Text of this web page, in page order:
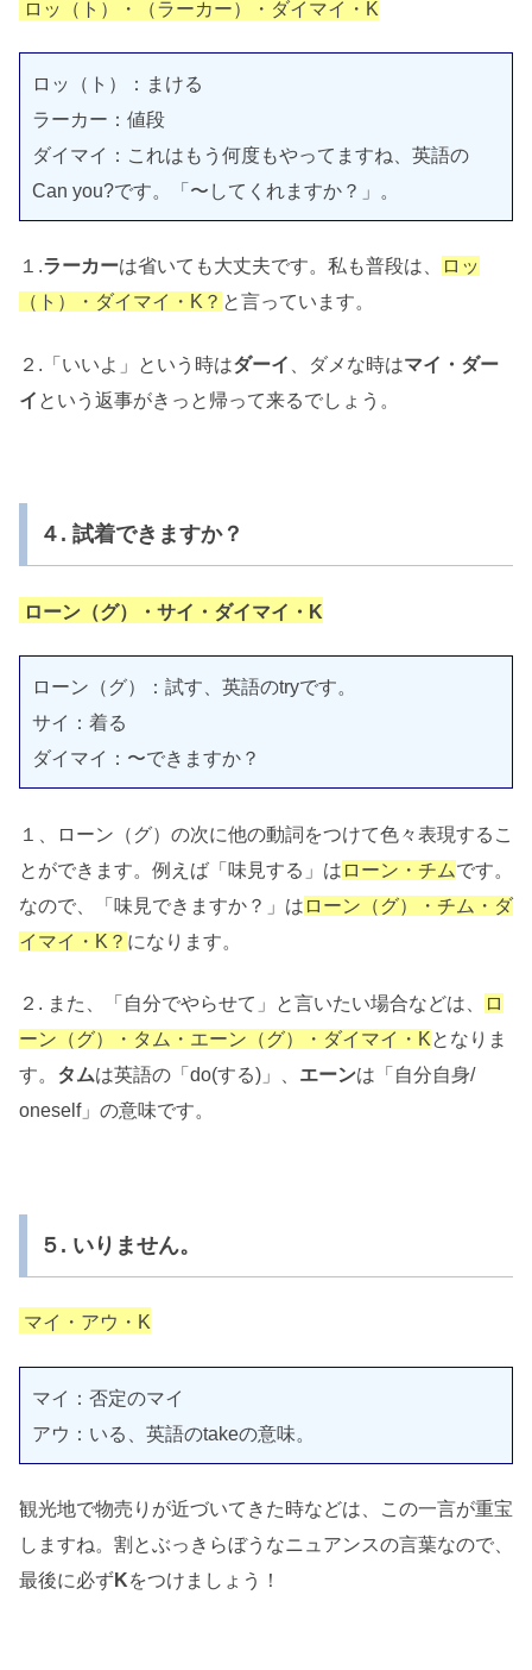
ロッ（ト）・（ラーカー）・ダイマイ・K
ロッ（ト）：まける
ラーカー：値段
ダイマイ：これはもう何度もやってますね、英語の
Can you?です。「〜してくれますか？」。
１.ラーカーは省いても大丈夫です。私も普段は、
ロッ
（ト）・ダイマイ・K？ と言っています。
２.「いいよ」という時はダーイ 、ダメな時はマイ・ダー
イ という返事がきっと帰って来るでしょう。
４. 試着できますか？
ローン（グ）・サイ・ダイマイ・K
ローン（グ）：試す、英語のtryです。
サイ：着る
ダイマイ：〜できますか？
１、ローン（グ）の次に他の動詞をつけて色々表現するこ
とができます。例えば「味見する」は ローン・チムです。
なので、「味見できますか？」は ローン（グ）・チム・ダ
イマイ・K？ になります。
２. また、「自分でやらせて」と言いたい場合などは、
ロ
ーン（グ）・タム・エーン（グ）・ダイマイ・Kとなりま
す。 タムは英語の「do(する)」、 エーンは「自分自身/
oneself」の意味です。
５. いりません。
マイ・アウ・K
マイ：否定のマイ
アウ：いる、英語のtakeの意味。
観光地で物売りが近づいてきた時などは、この一言が重宝
しますね。割とぶっきらぼうなニュアンスの言葉なので、
最後に必ずKをつけましょう！